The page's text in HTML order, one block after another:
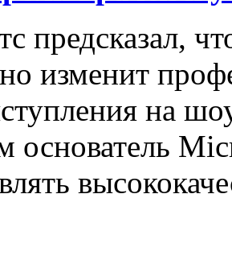
предсказал,
изменит
на
основатель